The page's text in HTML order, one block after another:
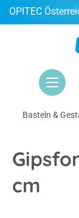
springen
OPITEC
Basteln &
cm